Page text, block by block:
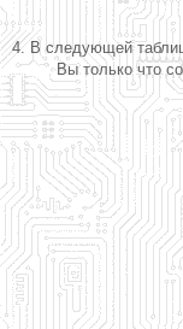
4. В следующей
Вы только что